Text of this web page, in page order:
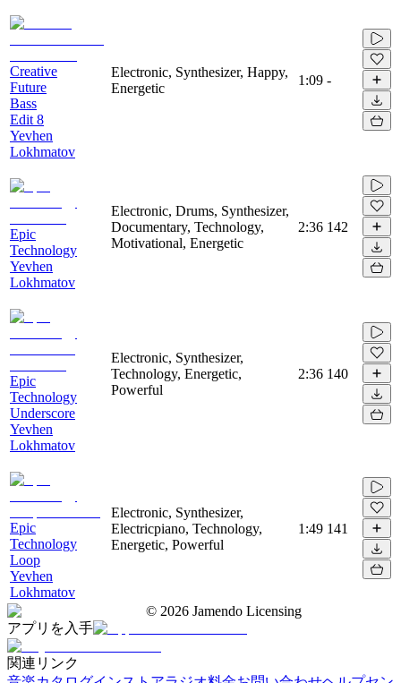
Creative
Future
Bass
Edit 8
Yevhen
Lokhmatov
Electronic, Synthesizer, Happy,
Energetic
1:09 -
Epic
Technology
Yevhen
Lokhmatov
Electronic, Drums, Synthesizer,
Documentary, Technology,
Motivational, Energetic
2:36 142
Epic
Technology
Underscore
Yevhen
Lokhmatov
Electronic, Synthesizer,
Technology, Energetic,
Powerful
2:36 140
Epic
Technology
Loop
Yevhen
Lokhmatov
Electronic, Synthesizer,
Electricpiano, Technology,
Energetic, Powerful
1:49 141
© 2026 Jamendo Licensing
アプリを入手
関連リンク